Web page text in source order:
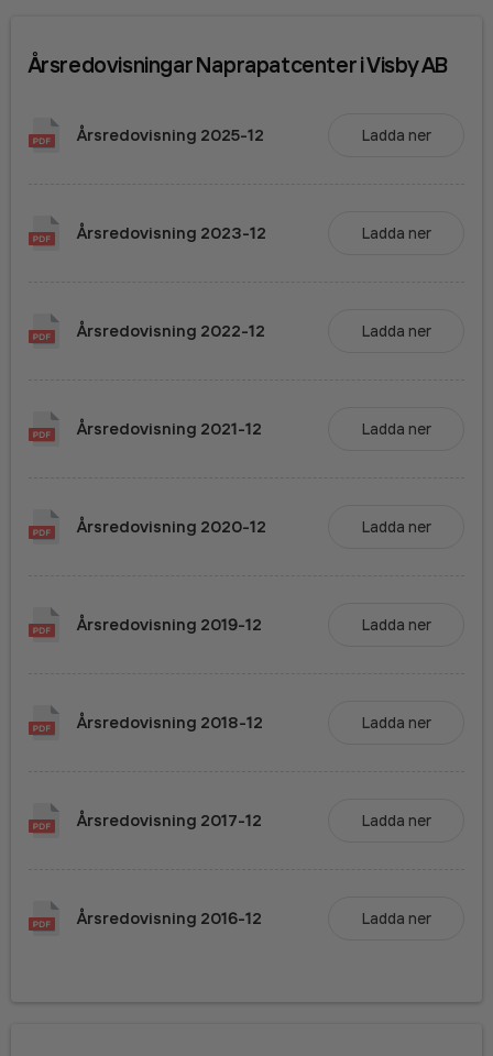
ÅrsredovisningarNaprapatcenter i Visby AB
Årsredovisning 2025-12 Ladda ner
Årsredovisning 2023-12 Ladda ner
Årsredovisning 2022-12 Ladda ner
Årsredovisning 2021-12 Ladda ner
Årsredovisning 2020-12 Ladda ner
Årsredovisning 2019-12 Ladda ner
Årsredovisning 2018-12 Ladda ner
Årsredovisning 2017-12 Ladda ner
Årsredovisning 2016-12 Ladda ner